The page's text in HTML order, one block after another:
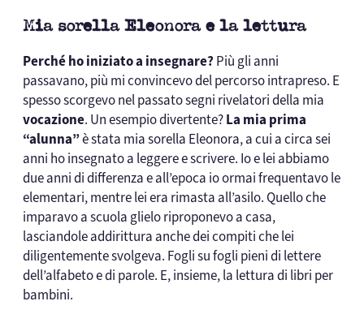
Mia sorella Eleonora e la lettura
Perché ho iniziato a insegnare? Più gli anni
passavano, più mi convincevo del percorso intrapreso. E
spesso scorgevo nel passato segni rivelatori della mia
vocazione. Un esempio divertente?La mia prima
“alunna”è stata mia sorella Eleonora, a cui a circa sei
anni ho insegnato a leggere e scrivere. Io e lei abbiamo
due anni di differenza e all’epoca io ormai frequentavo le
elementari, mentre lei era rimasta all’asilo. Quello che
imparavo a scuola glielo riproponevo a casa,
lasciandole addirittura anche dei compiti che lei
diligentemente svolgeva. Fogli su fogli pieni di lettere
dell’alfabeto e di parole. E, insieme, la lettura di libri per
bambini.